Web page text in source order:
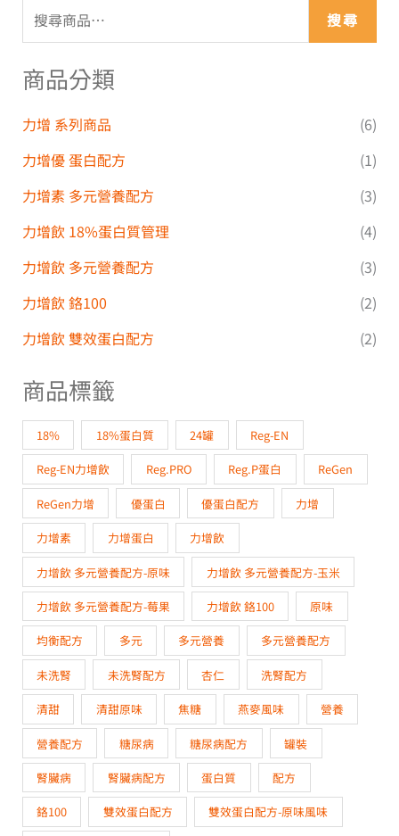
搜尋
商品分類
力增 系列商品
(6)
力增優 蛋白配方
(1)
力增素 多元營養配方
(3)
力增飲 18%蛋白質管理
(4)
力增飲 多元營養配方
(3)
力增飲 鉻100
(2)
力增飲 雙效蛋白配方
(2)
商品標籤
18% 18%蛋白質 24罐 Reg-EN
Reg-EN力增飲 Reg.PRO Reg.P蛋白 ReGen
ReGen力增 優蛋白 優蛋白配方 力增
力增素 力增蛋白 力增飲
力增飲 多元營養配方-原味 力增飲 多元營養配方-玉米
力增飲 多元營養配方-莓果 力增飲 鉻100 原味
均衡配方 多元 多元營養 多元營養配方
未洗腎 未洗腎配方 杏仁 洗腎配方
清甜 清甜原味 焦糖 燕麥風味 營養
營養配方 糖尿病 糖尿病配方 罐裝
腎臟病 腎臟病配方 蛋白質 配方
鉻100 雙效蛋白配方 雙效蛋白配方-原味風味